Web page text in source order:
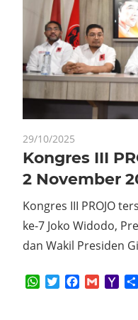
29/10/2025
Kongres III
2 November
Kongres III PROJO
ke-7 Joko Widodo,
dan Wakil Presiden
WhatsApp
TwitterFacebook
Gmail